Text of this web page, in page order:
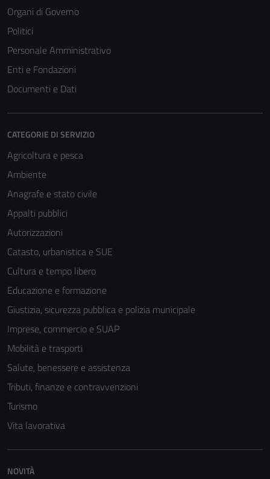
Organi di Governo
Politici
Personale Amministrativo
Enti e Fondazioni
Documenti e Dati
CATEGORIE DI SERVIZIO
Agricoltura e pesca
Ambiente
Anagrafe e stato civile
Appalti pubblici
Autorizzazioni
Catasto, urbanistica e SUE
Cultura e tempo libero
Educazione e formazione
Giustizia, sicurezza pubblica e polizia municipale
Imprese, commercio e SUAP
Mobilità e trasporti
Salute, benessere e assistenza
Tributi, finanze e contravvenzioni
Turismo
Vita lavorativa
NOVITÀ